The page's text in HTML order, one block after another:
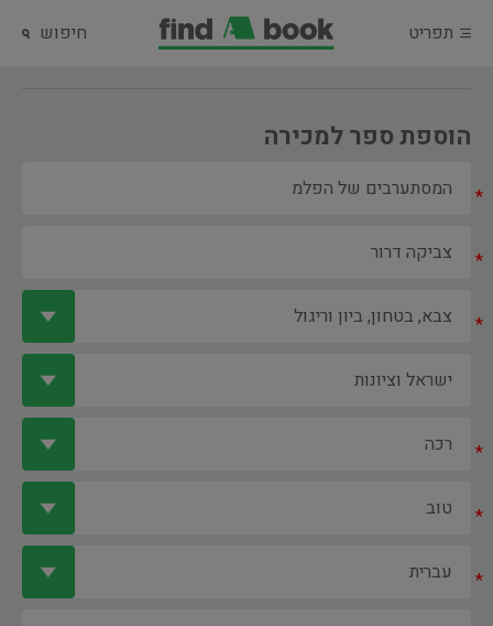
תפריט חיפוש
הוספת ספר למכירה
*
*
*
*
*
*